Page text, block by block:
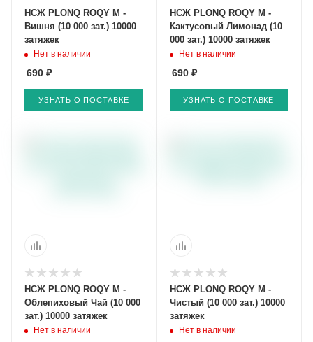
НСЖ PLONQ ROQY M -
Вишня (10 000 зат.) 10000
затяжек
Нет в наличии
690 ₽
УЗНАТЬ О ПОСТАВКЕ
НСЖ PLONQ ROQY M -
Кактусовый Лимонад (10
000 зат.) 10000 затяжек
Нет в наличии
690 ₽
УЗНАТЬ О ПОСТАВКЕ
НСЖ PLONQ ROQY M -
Облепиховый Чай (10 000
зат.) 10000 затяжек
Нет в наличии
НСЖ PLONQ ROQY M -
Чистый (10 000 зат.) 10000
затяжек
Нет в наличии